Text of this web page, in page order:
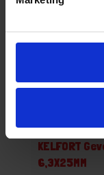
KELFORT
6,3X25MM